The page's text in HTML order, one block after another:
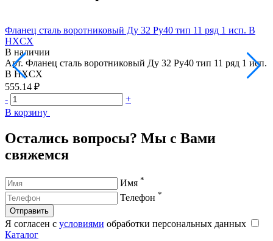
Фланец сталь воротниковый Ду 32 Ру40 тип 11 ряд 1 исп. B
HXCX
В наличии
Арт. Фланец сталь воротниковый Ду 32 Ру40 тип 11 ряд 1 исп.
B HXCX
555.14 ₽
-
+
В корзину
Остались вопросы? Мы с Вами
свяжемся
Имя *
Телефон *
Отправить
Я согласен с условиями обработки персональных данных
Каталог